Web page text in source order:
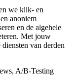
we klik- en
anoniem
en de algehele
Met jouw
van derden
A/B-Testing